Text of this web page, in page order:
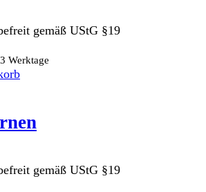
gemäß UStG §19
Werktage
gemäß UStG §19